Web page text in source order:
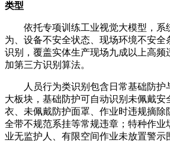
类型
依托专项训练工业视觉大模型，系
为、设备不安全状态、现场环境不安全
识别，覆盖实体生产现场九成以上高频
加第三方识别算法。
人员行为类识别包含日常基础防
大板块，基础防护可自动识别未佩戴安
衣、未佩戴防护面罩、作业时违规摘除
全带不规范系挂等常规违章；特种作业
业无监护人、有限空间作业未放置警示